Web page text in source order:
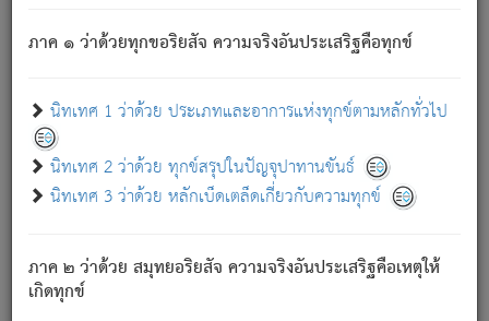
ภาค ๑ ว่าด้วยทุกขอริยสัจ ความจริงอันประเสริฐคือทุกข์
นิทเทศ 1 ว่าด้วย ประเภทและอาการแห่งทุกข์ตามหลักทั่วไป
นิทเทศ 2 ว่าด้วย ทุกข์สรุปในปัญจุปาทานขันธ์
นิทเทศ 3 ว่าด้วย หลักเบ็ดเตล็ดเกี่ยวกับความทุกข์
ภาค ๒ ว่าด้วย สมุทยอริยสัจ ความจริงอันประเสริฐคือเหตุให้
เกิดทุกข์
ภพ ว่ามีได้เพราะวิภพ[2]: เรากล่าวว่า สมณะหรือพราหมณ์ทั้ง
ปวงนั้น ก็ยังสลัดภพออกไปไม่ได้.
ก็ทุกข์นี้มีขึ้น เพราะอาศัยซึ่งอุปธิทั้งปวง.
เพราะความสิ้นไปแห่งอุปาทานทั้งปวง ความเกิดขึ้นแห่ง
ทุกข์จึงไม่มี.
ท่านจงดูโลกนี้เถิด (จะเห็นว่า) สัตว์ทั้งหลายอันอวิชาหนา
แน่นบังหนาแล้ว; และว่า สัตว์ผู้ยินดีในภพอันเป็นแล้วนั้น ย่อม
อันเป็นไปในที่หรือเวลาทั้งปวง[3]เพื่อความมีแห่งประโยชน์โดย
ประการทั้งปวง; ภพทั้งหลายทั้งหมดนั้น ไม่เที่ยง เป็นทุกข์ มี
ความแปรปรวนเป็นธรรมดา.